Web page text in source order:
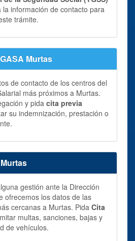
información de contacto para
trámite.
Murtas
de contacto de los centros del
más próximos a Murtas.
y pida cita previa
su indemnización, prestación o
gestión ante la Dirección
ofrecemos los datos de las
cercanas a Murtas. Pida Cita
multas, sanciones, bajas y
de vehículos.